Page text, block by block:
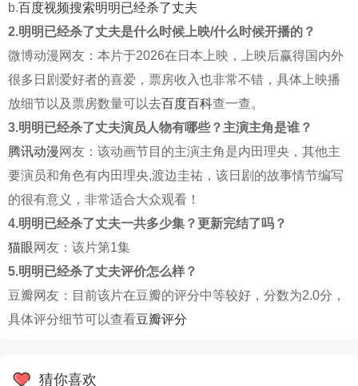
b.百度视频搜索明明已经杀了丈夫
2.明明已经杀了丈夫是什么时候上映/什么时候开播的？
微博动漫网友：本片于2026在日本上映，上映后赢得国内外
很多日剧爱好者的喜爱，票房收入也非常不错，具体上映播
放细节以及票房数量可以去百度百科查一查。
3.明明已经杀了丈夫演员人物有哪些？主演主角是谁？
腾讯动漫网友：该动画节目的主演主角是内田理央，其他主
要演员和角色有内田理央,渡边圭祐，该日剧的故事情节编写
的很有意义，非常适合大众观看！
4.明明已经杀了丈夫一共多少集？更新完结了吗？
猫眼网友：该片第1集
5.明明已经杀了丈夫评价怎么样？
豆瓣网友：目前该片在豆瓣的评分中等较好，分数为2.0分，
具体评分细节可以查看豆瓣评分
猜你喜欢